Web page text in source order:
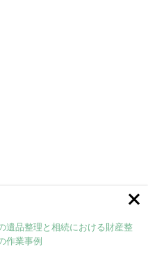
ALLRIGHTS RESERVED.
遺品整理と相続における財産整
作業事例